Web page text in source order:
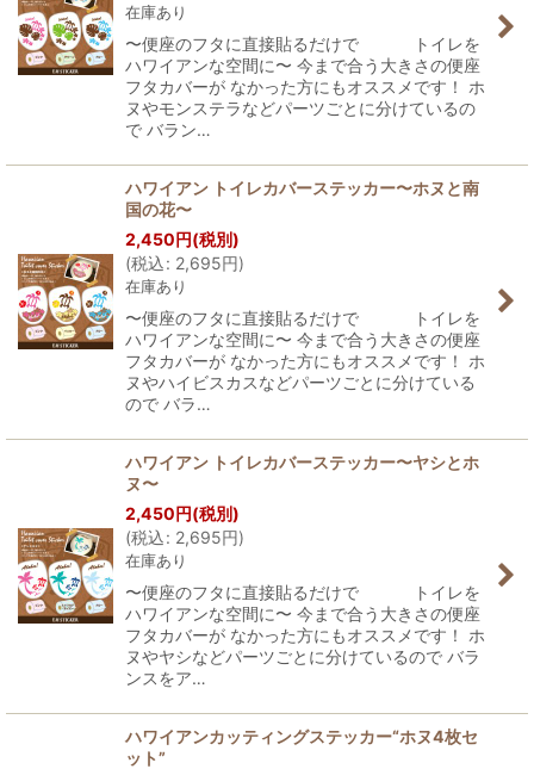
在庫あり
〜便座のフタに直接貼るだけで トイレを
ハワイアンな空間に〜 今まで合う大きさの便座
フタカバーが なかった方にもオススメです！ ホ
ヌやモンステラなどパーツごとに分けているの
で バラン…
ハワイアン トイレカバーステッカー〜ホヌと南
国の花〜
2,450円(税別)
(税込: 2,695円)
在庫あり
〜便座のフタに直接貼るだけで トイレを
ハワイアンな空間に〜 今まで合う大きさの便座
フタカバーが なかった方にもオススメです！ ホ
ヌやハイビスカスなどパーツごとに分けている
ので バラ…
ハワイアン トイレカバーステッカー〜ヤシとホ
ヌ〜
2,450円(税別)
(税込: 2,695円)
在庫あり
〜便座のフタに直接貼るだけで トイレを
ハワイアンな空間に〜 今まで合う大きさの便座
フタカバーが なかった方にもオススメです！ ホ
ヌやヤシなどパーツごとに分けているので バラ
ンスをア…
ハワイアンカッティングステッカー“ホヌ4枚セ
ット”